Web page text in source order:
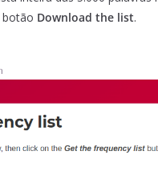
botão Download the list.